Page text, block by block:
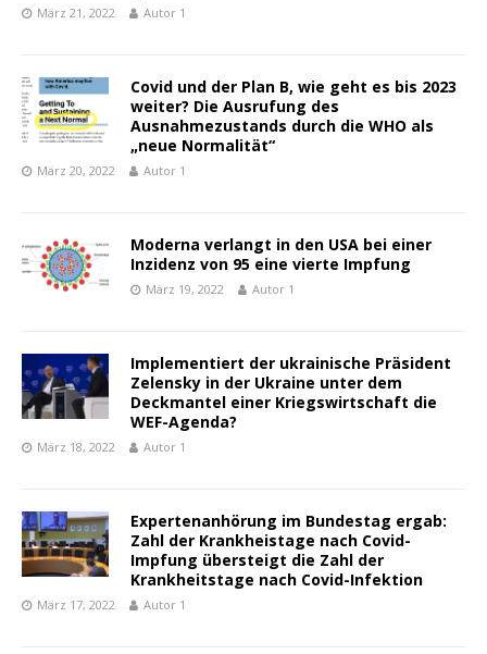
März 21, 2022 Autor 1
Covid und der Plan B, wie geht es bis 2023
weiter? Die Ausrufung des
Ausnahmezustands durch die WHO als
„neue Normalität“
März 20, 2022 Autor 1
Moderna verlangt in den USA bei einer
Inzidenz von 95 eine vierte Impfung
März 19, 2022 Autor 1
Implementiert der ukrainische Präsident
Zelensky in der Ukraine unter dem
Deckmantel einer Kriegswirtschaft die
WEF-Agenda?
März 18, 2022 Autor 1
Expertenanhörung im Bundestag ergab:
Zahl der Krankheistage nach Covid-
Impfung übersteigt die Zahl der
Krankheitstage nach Covid-Infektion
März 17, 2022 Autor 1